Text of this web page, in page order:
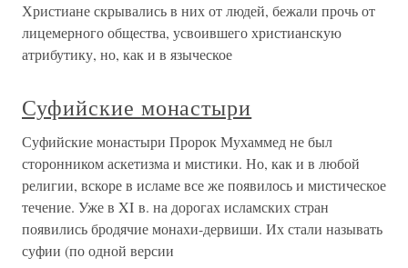
Христиане скрывались в них от людей, бежали прочь от
лицемерного общества, усвоившего христианскую
атрибутику, но, как и в языческое
Суфийские монастыри
Суфийские монастыри Пророк Мухаммед не был
сторонником аскетизма и мистики. Но, как и в любой
религии, вскоре в исламе все же появилось и мистическое
течение. Уже в XI в. на дорогах исламских стран
появились бродячие монахи-дервиши. Их стали называть
суфии (по одной версии